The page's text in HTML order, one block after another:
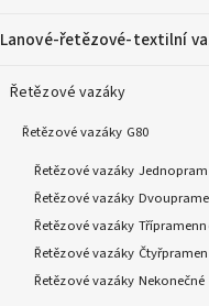
Lanové-řetězové-textilní
Řetězové vazáky
Řetězové vazáky G80
Řetězové vazáky
Řetězové vazáky
Řetězové vazáky
Řetězové vazáky
Řetězové vazáky Nekonečné